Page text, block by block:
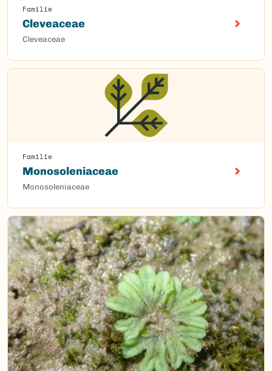
Familie
Cleveaceae
Cleveaceae
Familie
Monosoleniaceae
Monosoleniaceae